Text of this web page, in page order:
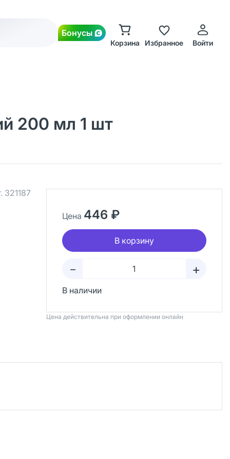
Бонусы
Корзина Избранное Войти
200 мл 1 шт
321187
Цена 446 ₽
В корзину
– +
В наличии
Цена действительна при оформлении онлайн